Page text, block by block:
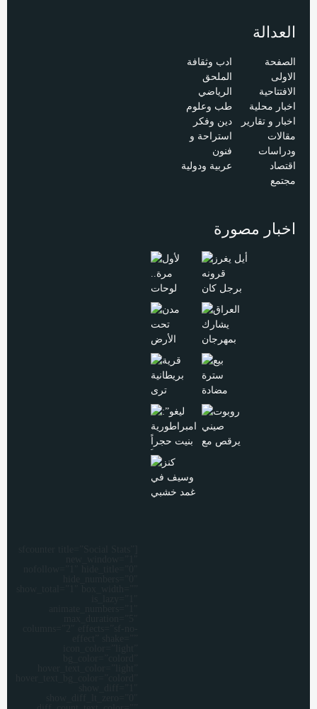
العدالة
الصفحة
الاولى
الافتتاحية
اخبار محلية
اخبار و تقارير
مقالات
ودراسات
اقتصاد
مجتمع
ادب وثقافة
الملحق
الرياضي
طب وعلوم
دين وفكر
استراحة و
فنون
عربية ودولية
اخبار مصورة